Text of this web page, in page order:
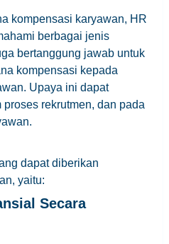
kompensasi karyawan, HR
berbagai jenis
bertanggung jawab untuk
kompensasi kepada
Upaya ini dapat
rekrutmen, dan pada
dapat diberikan
yaitu:
Secara